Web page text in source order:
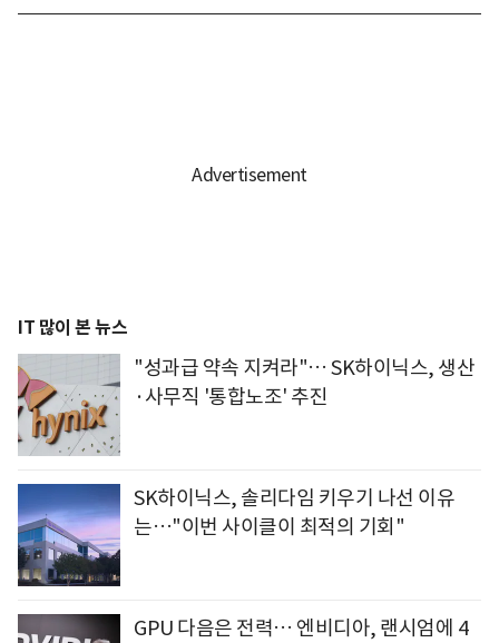
IT 많이 본 뉴스
"성과급 약속 지켜라"… SK하이닉스, 생산
·사무직 '통합노조' 추진
SK하이닉스, 솔리다임 키우기 나선 이유
는…"이번 사이클이 최적의 기회"
GPU 다음은 전력… 엔비디아, 랜시엄에 4